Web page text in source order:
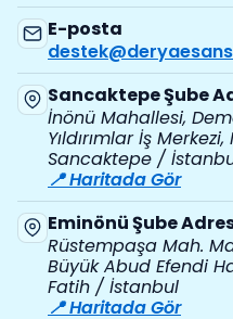
E-posta
Sancaktepe Şube
İnönü Mahallesi,
Yıldırımlar İş Merkezi,
Sancaktepe /
📍 Haritada Gör
Eminönü Şube
Rüstempaşa Mah.
Büyük Abud Efendi
Fatih / İstanbul
📍 Haritada Gör